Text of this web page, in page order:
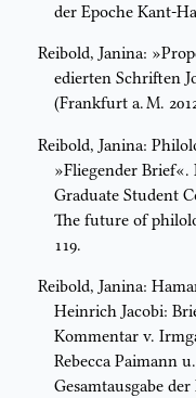
der Epoche Kant-
Reibold, Janina:
edierten Schriften
(Frankfurt a. M.
Reibold, Janina:
»Fliegender
Graduate Student
The future of
119.
Reibold, Janina:
Heinrich Jacobi:
Kommentar v.
Rebecca Paimann
Gesamtausgabe